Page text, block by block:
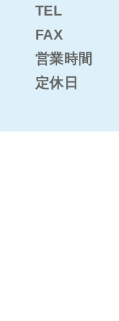
TEL
FAX
営業時間
定休日